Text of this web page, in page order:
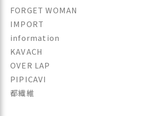
FORGET WOMAN
IMPORT
information
KAVACH
OVER LAP
PIPICAVI
都繊維